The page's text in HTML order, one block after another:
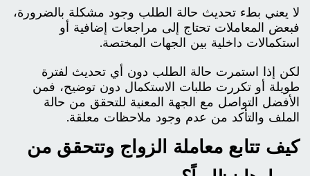
لا يعني بطء تحديث حالة الطلب وجود مشكلة بالضرورة،
فبعض المعاملات تحتاج إلى مراجعات إضافية أو
استكمالات داخلية بين الجهات المختصة.
لكن إذا استمرت حالة الطلب دون أي تحديث لفترة
طويلة أو تكررت طلبات الاستكمال دون توضيح، فمن
الأفضل التواصل مع الجهة المعنية للتحقق من حالة
الملف والتأكد من عدم وجود ملاحظات معلقة.
كيف تتابع معاملة الزواج وتتحقق من